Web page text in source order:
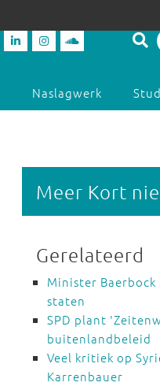
Naslagwerk
Meer Kort
Gerelateerd
Minister
staten
SPD plant
buitenlandbeleid
Veel kritiek op
Karrenbauer